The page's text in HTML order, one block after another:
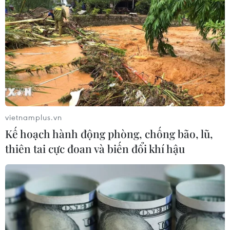
05/08/2026 02:19
Sẽ nghiên cứu tìm nguồn vốn đầu tư
cao tốc Hà Tiên-Rạch Giá-Bạc Liêu
05/08/2026 01:43
CƠ QUAN CHỦ QUẢN: THÔNG TẤN XÃ VIỆT NAM
Tổng Biên tập: TRẦN TIẾN DUẨN
vietnamplus.vn
Kế hoạch hành động phòng, chống bão, lũ,
thiên tai cực đoan và biến đổi khí hậu